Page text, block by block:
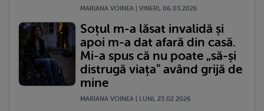
MARIANA VOINEA | VINERI, 06.03.2026
Soțul m-a lăsat invalidă și
apoi m-a dat afară din casă.
Mi-a spus că nu poate „să-și
distrugă viața" având grijă de
mine
MARIANA VOINEA | LUNI, 23.02.2026